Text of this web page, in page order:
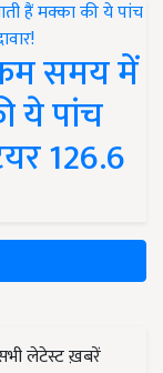
समय में
ये पांच
126.6
लेटेस्ट ख़बरें